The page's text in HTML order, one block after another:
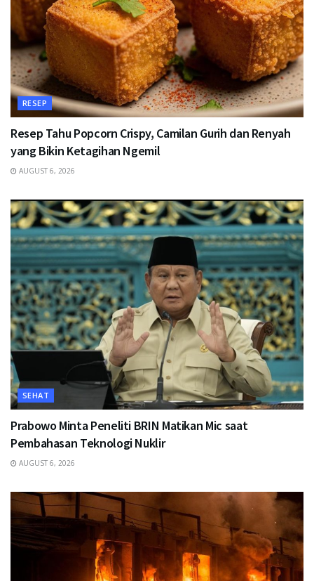
RESEP
Resep Tahu Popcorn Crispy, Camilan Gurih dan Renyah
yang Bikin Ketagihan Ngemil
AUGUST 6, 2026
SEHAT
Prabowo Minta Peneliti BRIN Matikan Mic saat
Pembahasan Teknologi Nuklir
AUGUST 6, 2026